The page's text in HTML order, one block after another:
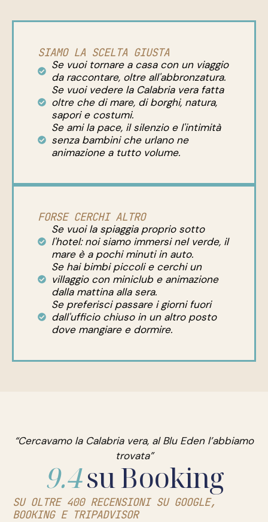
SIAMO LA SCELTA GIUSTA
Se vuoi tornare a casa con un viaggio
da raccontare, oltre all'abbronzatura.
Se vuoi vedere la Calabria vera fatta
oltre che di mare, di borghi, natura,
sapori e costumi.
Se ami la pace, il silenzio e l'intimità
senza bambini che urlano ne
animazione a tutto volume.
FORSE CERCHI ALTRO
Se vuoi la spiaggia proprio sotto
l'hotel: noi siamo immersi nel verde, il
mare è a pochi minuti in auto.
Se hai bimbi piccoli e cerchi un
villaggio con miniclub e animazione
dalla mattina alla sera.
Se preferisci passare i giorni fuori
dall'ufficio chiuso in un altro posto
dove mangiare e dormire.
“Cercavamo la Calabria vera, al Blu Eden l’abbiamo
trovata”
9.4su Booking
SU OLTRE 400 RECENSIONI SU GOOGLE,
BOOKING E TRIPADVISOR